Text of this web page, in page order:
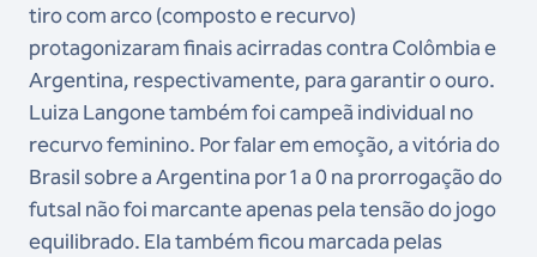
tiro com arco (composto e recurvo)
protagonizaram finais acirradas contra Colômbia e
Argentina, respectivamente, para garantir o ouro.
Luiza Langone também foi campeã individual no
recurvo feminino. Por falar em emoção, a vitória do
Brasil sobre a Argentina por 1 a 0 na prorrogação do
futsal não foi marcante apenas pela tensão do jogo
equilibrado. Ela também ficou marcada pelas